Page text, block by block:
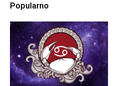
Popularno